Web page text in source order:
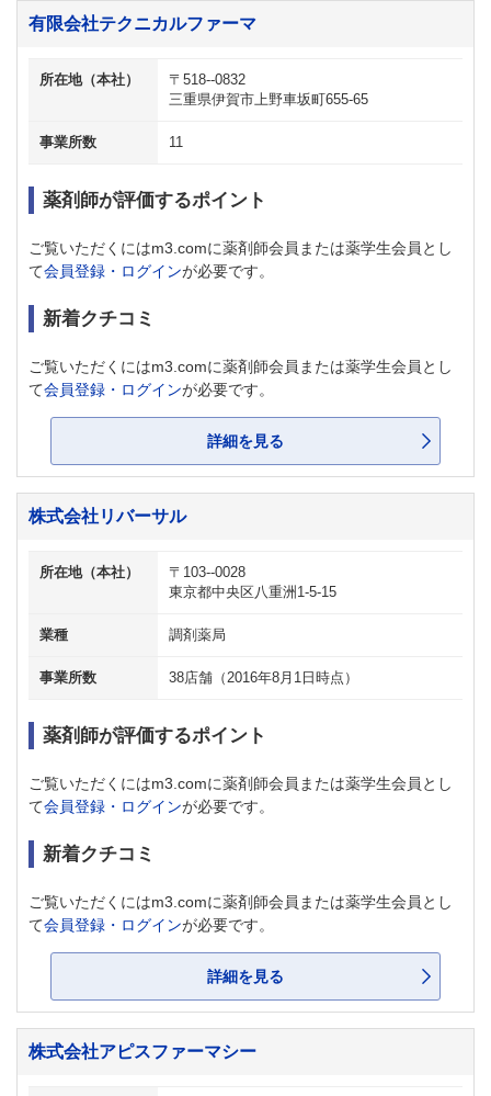
有限会社テクニカルファーマ
所在地（本社）
〒518--0832
三重県伊賀市上野車坂町655-65
事業所数 11
薬剤師が評価するポイント
ご覧いただくにはm3.comに薬剤師会員または薬学生会員とし
て会員登録・ログインが必要です。
新着クチコミ
ご覧いただくにはm3.comに薬剤師会員または薬学生会員とし
て会員登録・ログインが必要です。
詳細を見る
株式会社リバーサル
所在地（本社）
〒103--0028
東京都中央区八重洲1‐5‐15
業種 調剤薬局
事業所数 38店舗（2016年8月1日時点）
薬剤師が評価するポイント
ご覧いただくにはm3.comに薬剤師会員または薬学生会員とし
て会員登録・ログインが必要です。
新着クチコミ
ご覧いただくにはm3.comに薬剤師会員または薬学生会員とし
て会員登録・ログインが必要です。
詳細を見る
株式会社アピスファーマシー